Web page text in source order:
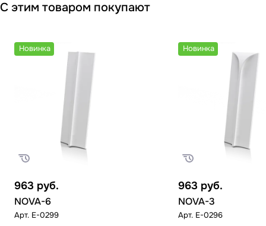
С этим товаром покупают
Новинка
963 руб.
NOVA-6
Арт. E-0299
Новинка
963 руб.
NOVA-3
Арт. E-0296